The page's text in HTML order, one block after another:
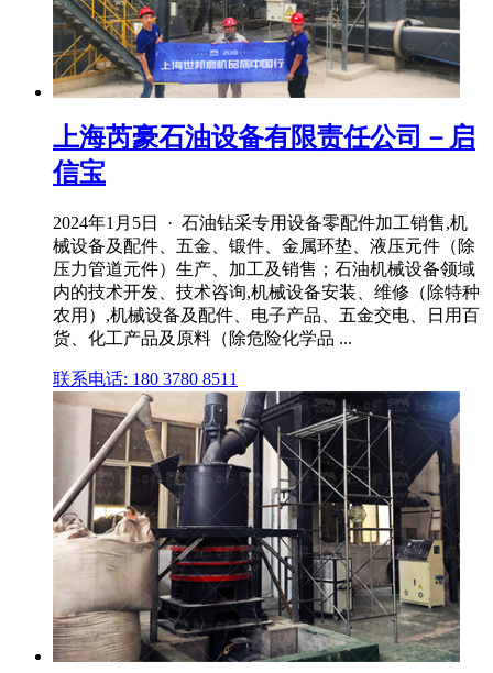
上海芮豪石油设备有限责任公司－启
信宝
2024年1月5日 · 石油钻采专用设备零配件加工销售,机
械设备及配件、五金、锻件、金属环垫、液压元件（除
压力管道元件）生产、加工及销售；石油机械设备领域
内的技术开发、技术咨询,机械设备安装、维修（除特种
农用）,机械设备及配件、电子产品、五金交电、日用百
货、化工产品及原料（除危险化学品 ...
联系电话: 180 3780 8511